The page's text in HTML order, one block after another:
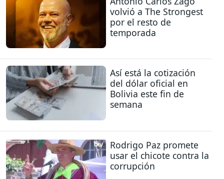
volvió a The Strongest
por el resto de
temporada
Así está la cotización
del dólar oficial en
Bolivia este fin de
semana
Rodrigo Paz promete
usar el chicote contra la
corrupción